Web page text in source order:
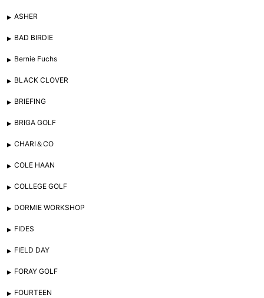
ASHER
BAD BIRDIE
Bernie Fuchs
BLACK CLOVER
BRIEFING
BRIGA GOLF
CHARI＆CO
COLE HAAN
COLLEGE GOLF
DORMIE WORKSHOP
FIDES
FIELD DAY
FORAY GOLF
FOURTEEN